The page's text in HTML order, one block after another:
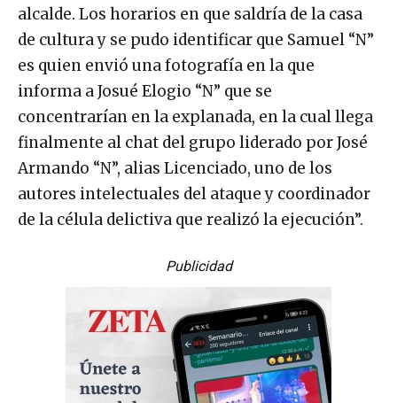
alcalde. Los horarios en que saldría de la casa
de cultura y se pudo identificar que Samuel “N”
es quien envió una fotografía en la que
informa a Josué Elogio “N” que se
concentrarían en la explanada, en la cual llega
finalmente al chat del grupo liderado por José
Armando “N”, alias Licenciado, uno de los
autores intelectuales del ataque y coordinador
de la célula delictiva que realizó la ejecución”.
Publicidad